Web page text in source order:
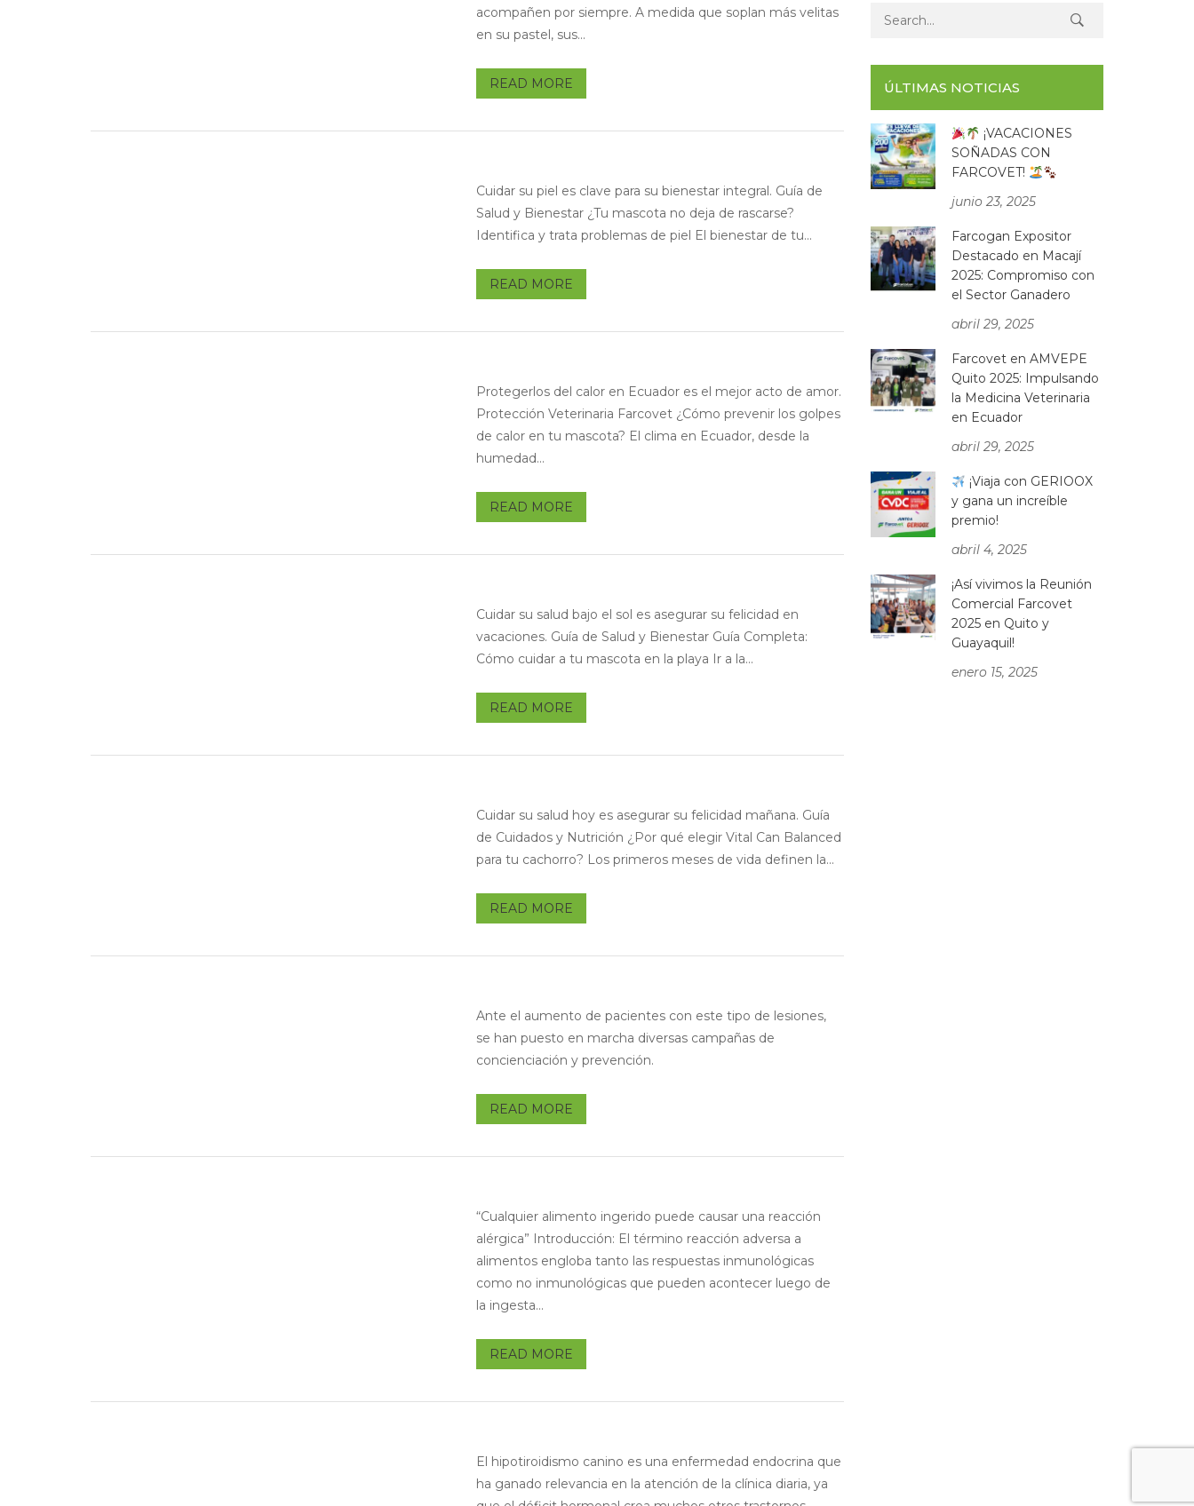
acompañen por siempre. A medida que soplan más velitas
en su pastel, sus...
READ MORE
Cuidar su piel es clave para su bienestar integral. Guía de
Salud y Bienestar ¿Tu mascota no deja de rascarse?
Identifica y trata problemas de piel El bienestar de tu...
READ MORE
Protegerlos del calor en Ecuador es el mejor acto de amor.
Protección Veterinaria Farcovet ¿Cómo prevenir los golpes
de calor en tu mascota? El clima en Ecuador, desde la
humedad...
READ MORE
Cuidar su salud bajo el sol es asegurar su felicidad en
vacaciones. Guía de Salud y Bienestar Guía Completa:
Cómo cuidar a tu mascota en la playa Ir a la...
READ MORE
Cuidar su salud hoy es asegurar su felicidad mañana. Guía
de Cuidados y Nutrición ¿Por qué elegir Vital Can Balanced
para tu cachorro? Los primeros meses de vida definen la...
READ MORE
Ante el aumento de pacientes con este tipo de lesiones,
se han puesto en marcha diversas campañas de
concienciación y prevención.
READ MORE
“Cualquier alimento ingerido puede causar una reacción
alérgica” Introducción: El término reacción adversa a
alimentos engloba tanto las respuestas inmunológicas
como no inmunológicas que pueden acontecer luego de
la ingesta...
READ MORE
El hipotiroidismo canino es una enfermedad endocrina que
ha ganado relevancia en la atención de la clínica diaria, ya
Search for:
ÚLTIMAS NOTICIAS
¡VACACIONES
SOÑADAS CON
FARCOVET!
junio 23, 2025
Farcogan Expositor
Destacado en Macají
2025: Compromiso con
el Sector Ganadero
abril 29, 2025
Farcovet en AMVEPE
Quito 2025: Impulsando
la Medicina Veterinaria
en Ecuador
abril 29, 2025
¡Viaja con GERIOOX
y gana un increíble
premio!
abril 4, 2025
¡Así vivimos la Reunión
Comercial Farcovet
2025 en Quito y
Guayaquil!
enero 15, 2025